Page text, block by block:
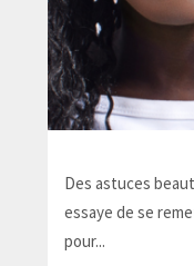
Des astuces
essaye de se
pour...